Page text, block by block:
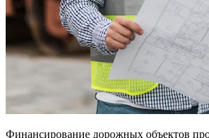
Финансирование дорожных объектов